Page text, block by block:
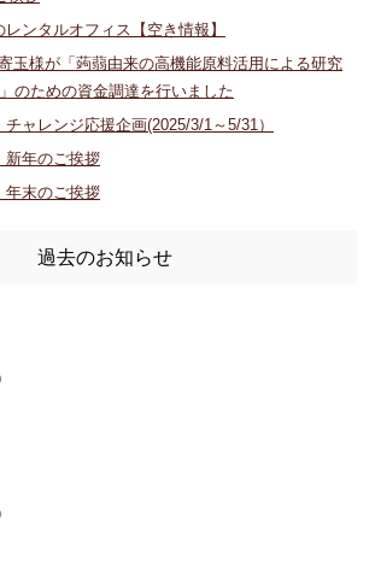
ンタルオフィス【空き情報】
玉様が「蒟蒻由来の高機能原料活用による研究
のための資金調達を行いました
ャレンジ応援企画(2025/3/1～5/31）
年のご挨拶
末のご挨拶
過去のお知らせ